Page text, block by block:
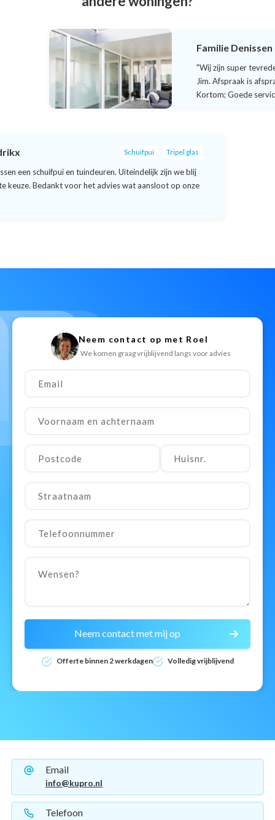
Familie Denissen
"Wij zijn super
Jim. Afspraak is
Kortom; Goede
Schuifpui Tripel glas
een schuifpui en tuindeuren. Uiteindelijk zijn we blij
keuze. Bedankt voor het advies wat aansloot op onze
Neem contact op met Roel
We komen graag vrijblijvend langs voor advies
Neem contact met mij op
Offerte binnen 2 werkdagen Volledig vrijblijvend
Email
info@kupro.nl
Telefoon